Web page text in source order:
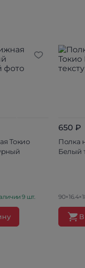
Токио
9 шт.
650 ₽
Полка
Белый